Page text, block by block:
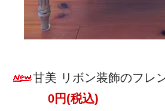
甘美 リボン装飾のフレ
0円(税込)